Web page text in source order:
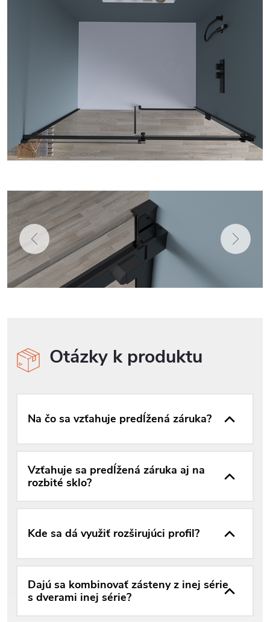
Otázky k produktu
Na čo sa vzťahuje predĺžená záruka?
Vzťahuje sa predĺžená záruka aj na
rozbité sklo?
Kde sa dá využiť rozširujúci profil?
Dajú sa kombinovať zásteny z inej série
s dverami inej série?